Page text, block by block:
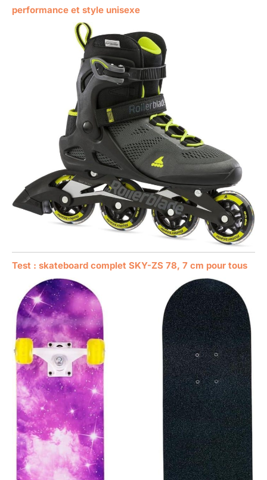
performance et style unisexe
Test : skateboard complet SKY-ZS 78, 7 cm pour tous